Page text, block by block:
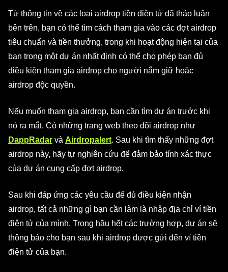
Từ thông tin về các loại airdrop tiền điện tử đã thảo luận
bên trên, bạn có thể tìm cách tham gia vào các đợt airdrop
tiêu chuẩn và tiền thưởng, trong khi hoạt động hiện tại của
bạn trong một dự án nhất định có thể cho phép bạn đủ
điều kiện tham gia airdrop cho người nắm giữ hoặc
airdrop độc quyền.
Nếu muốn tham gia airdrop, bạn cần tìm dự án trước khi
nó ra mắt. Có những trang web theo dõi airdrop như
DappRadar và Airdropalert. Sau khi tìm thấy những đợt
airdrop này, hãy tự nghiên cứu để đảm bảo tính xác thực
của dự án cung cấp đợt airdrop.
Sau khi đáp ứng các yêu cầu để đủ điều kiện nhận
airdrop, tất cả những gì bạn cần làm là nhập địa chỉ ví tiền
điện tử của mình. Trong hầu hết các trường hợp, dự án sẽ
thông báo cho bạn sau khi airdrop được gửi đến ví tiền
điện tử của bạn.